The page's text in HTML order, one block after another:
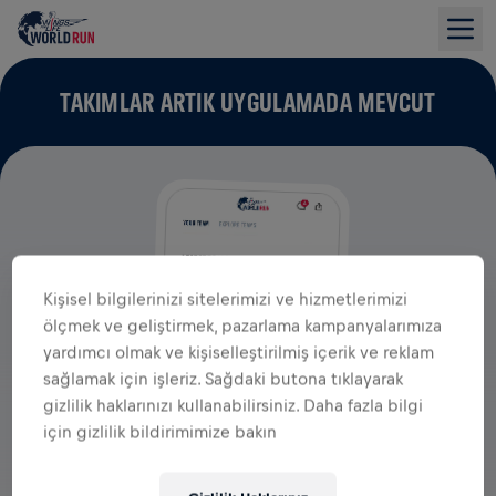
TAKIMLAR ARTIK UYGULAMADA MEVCUT
Kişisel bilgilerinizi sitelerimizi ve hizmetlerimizi
ölçmek ve geliştirmek, pazarlama kampanyalarımıza
yardımcı olmak ve kişiselleştirilmiş içerik ve reklam
sağlamak için işleriz. Sağdaki butona tıklayarak
gizlilik haklarınızı kullanabilirsiniz. Daha fazla bilgi
için gizlilik bildirimimize bakın